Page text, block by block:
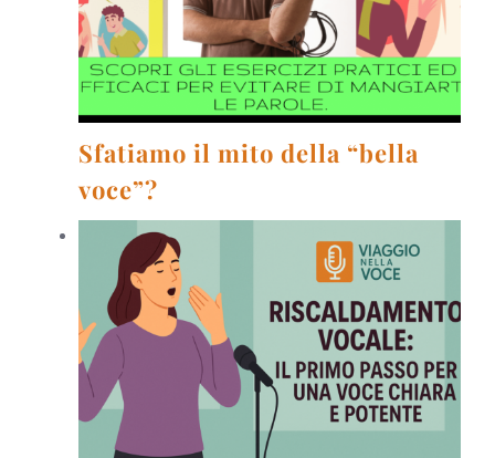
Sfatiamo il mito della “bella
voce”?